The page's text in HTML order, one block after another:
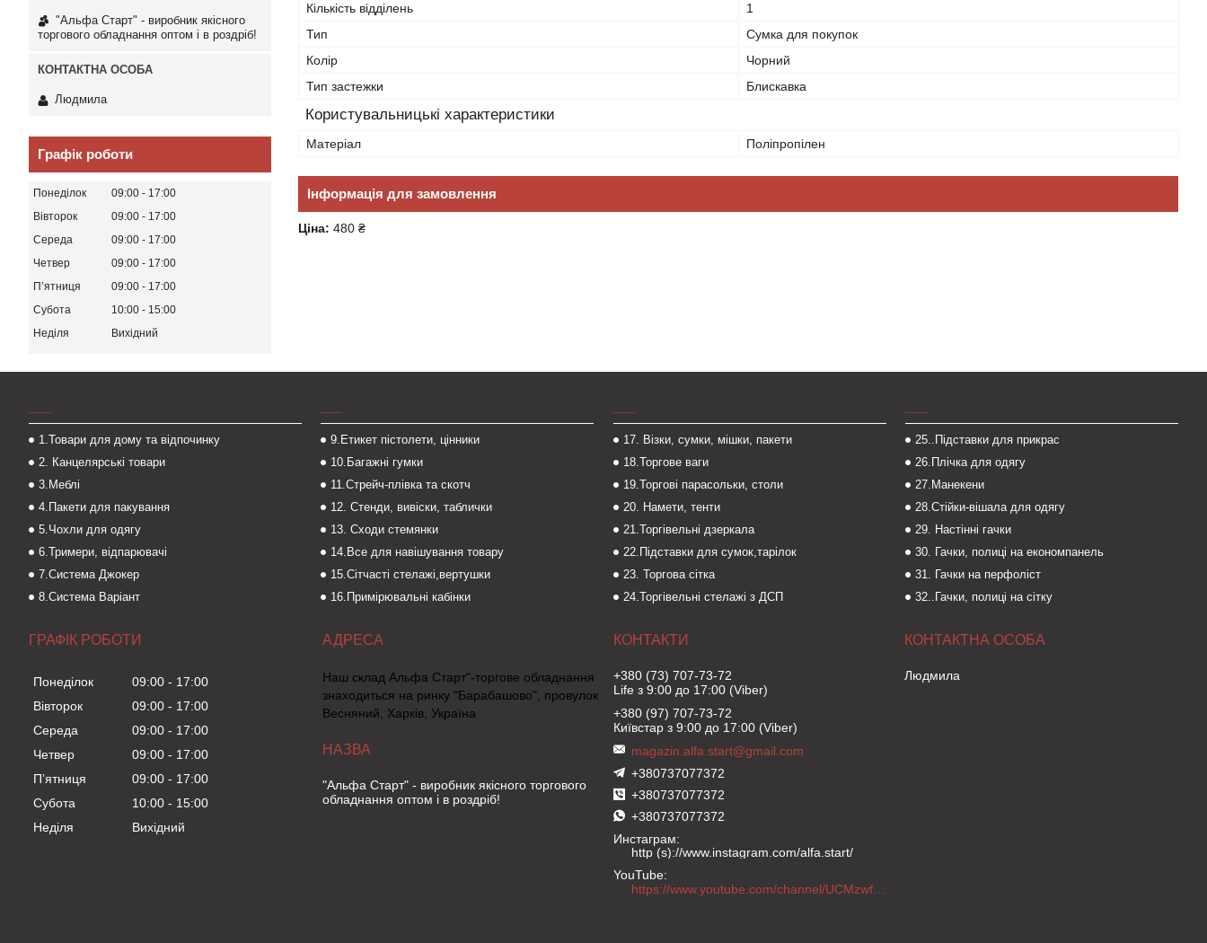
Кількість відділень
1
Тип
Сумка для покупок
Колір
Чорний
Тип застежки
Блискавка
Користувальницькі характеристики
Матеріал Поліпропілен
Інформація для замовлення
Ціна: 480 ₴
"Альфа Старт" - виробник якісного
торгового обладнання оптом і в роздріб!
Людмила
Графік роботи
Понеділок 09:00
17:00
Вівторок
09:00
17:00
Середа
09:00
17:00
Четвер
09:00
17:00
Пʼятниця
09:00
17:00
Субота
10:00
15:00
Неділя
Вихідний
1.Товари для дому та відпочинку
2. Канцелярські товари
3.Меблі
4.Пакети для пакування
5.Чохли для одягу
6.Тримери, відпарювачі
7.Система Джокер
8.Система Варіант
9.Етикет пістолети, цінники
10.Багажні гумки
11.Стрейч-плівка та скотч
12. Стенди, вивіски, таблички
13. Сходи стемянки
14.Все для навішування товару
15.Сітчасті стелажі,вертушки
16.Примірювальні кабінки
17. Візки, сумки, мішки, пакети
18.Торгове ваги
19.Торгові парасольки, столи
20. Намети, тенти
21.Торгівельні дзеркала
22.Підставки для сумок,тарілок
23. Торгова сітка
24.Торгівельні стелажі з ДСП
25..Підставки для прикрас
26.Плічка для одягу
27.Манекени
28.Стійки-вішала для одягу
29. Настінні гачки
30. Гачки, полиці на економпанель
31. Гачки на перфоліст
32..Гачки, полиці на сітку
ГРАФІК РОБОТИ
Понеділок 09:00
17:00
Вівторок
09:00
17:00
Середа
09:00
17:00
Четвер
09:00
17:00
Пʼятниця
09:00
17:00
Субота
10:00
15:00
Неділя
Вихідний
Наш склад Альфа Старт"-торгове обладнання
знаходиться на ринку "Барабашово", провулок
Весняний, Харків, Україна
"Альфа Старт" - виробник якісного торгового
обладнання оптом і в роздріб!
+380 (73) 707-73-72
Life з 9:00 до 17:00 (Viber)
+380 (97) 707-73-72
Київстар з 9:00 до 17:00 (Viber)
magazin.alfa.start@gmail.com
+380737077372
+380737077372
+380737077372
Инстаграм
http (s)://www.instagram.com/alfa.start/
YouTube
https://www.youtube.com/channel/UCMzwfuPdxogFIKF_nELVFNw
Людмила